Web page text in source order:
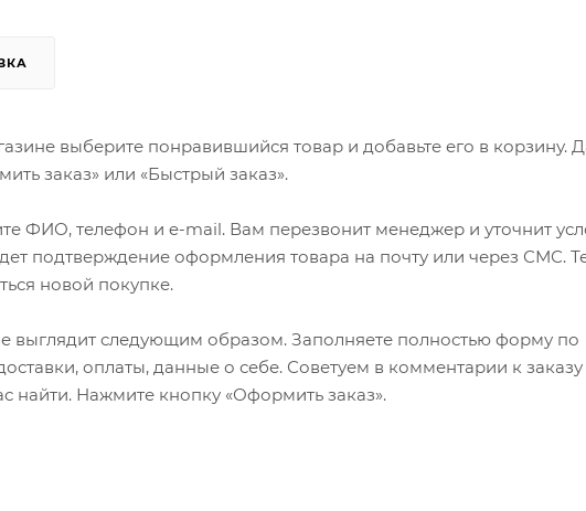
выберите понравившийся товар и добавьте его в корзину.
заказ» или «Быстрый заказ».
ФИО, телефон и e-mail. Вам перезвонит менеджер и уточнит
подтверждение оформления товара на почту или через СМС.
новой покупке.
выглядит следующим образом. Заполняете полностью форму по
оплаты, данные о себе. Советуем в комментарии к заказу
найти. Нажмите кнопку «Оформить заказ».